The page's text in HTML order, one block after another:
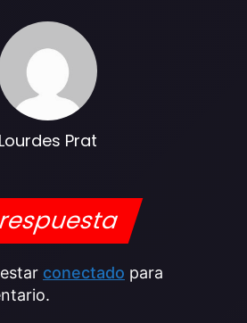
Lourdes Prat
conectado para